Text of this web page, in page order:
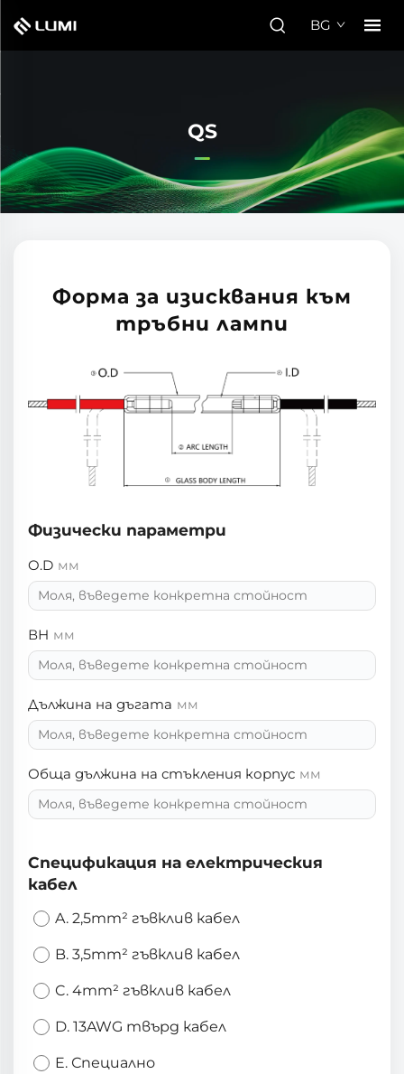
BG
QS
Форма за изисквания към
тръбни лампи
Физически параметри
O.D мм
ВН мм
Дължина на дъгата мм
Обща дължина на стъкления корпус мм
Спецификация на електрическия
кабел
A. 2,5mm² гъвклив кабел
B. 3,5mm² гъвклив кабел
C. 4mm² гъвклив кабел
D. 13AWG твърд кабел
E. Специално